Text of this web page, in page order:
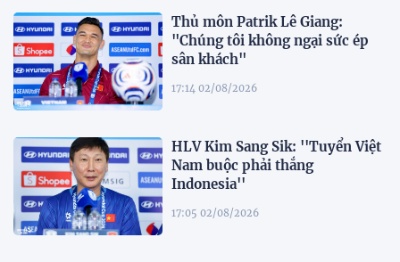
Thủ môn Patrik Lê Giang:
"Chúng tôi không ngại sức ép
sân khách"
17:14 02/08/2026
HLV Kim Sang Sik: ''Tuyển Việt
Nam buộc phải thắng
Indonesia''
17:05 02/08/2026